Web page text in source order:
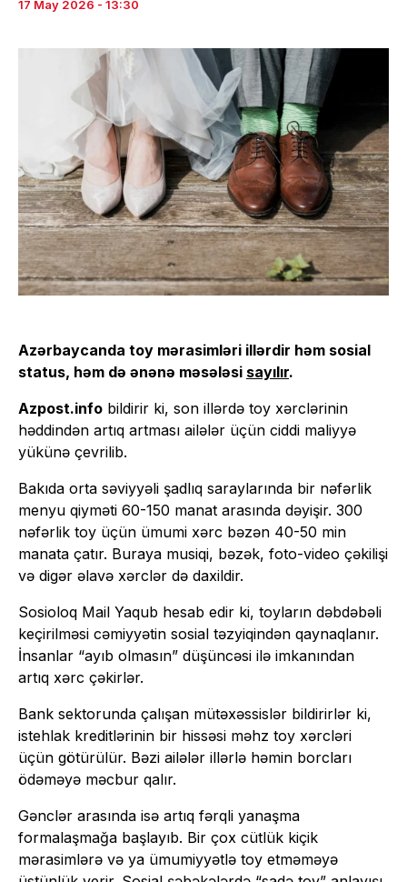
17 May 2026 - 13:30
Azərbaycanda toy mərasimləri illərdir həm sosial
status, həm də ənənə məsələsi sayılır.
Azpost.info bildirir ki, son illərdə toy xərclərinin
həddindən artıq artması ailələr üçün ciddi maliyyə
yükünə çevrilib.
Bakıda orta səviyyəli şadlıq saraylarında bir nəfərlik
menyu qiyməti 60-150 manat arasında dəyişir. 300
nəfərlik toy üçün ümumi xərc bəzən 40-50 min
manata çatır. Buraya musiqi, bəzək, foto-video çəkilişi
və digər əlavə xərclər də daxildir.
Sosioloq Mail Yaqub hesab edir ki, toyların dəbdəbəli
keçirilməsi cəmiyyətin sosial təzyiqindən qaynaqlanır.
İnsanlar “ayıb olmasın” düşüncəsi ilə imkanından
artıq xərc çəkirlər.
Bank sektorunda çalışan mütəxəssislər bildirirlər ki,
istehlak kreditlərinin bir hissəsi məhz toy xərcləri
üçün götürülür. Bəzi ailələr illərlə həmin borcları
ödəməyə məcbur qalır.
Gənclər arasında isə artıq fərqli yanaşma
formalaşmağa başlayıb. Bir çox cütlük kiçik
mərasimlərə və ya ümumiyyətlə toy etməməyə